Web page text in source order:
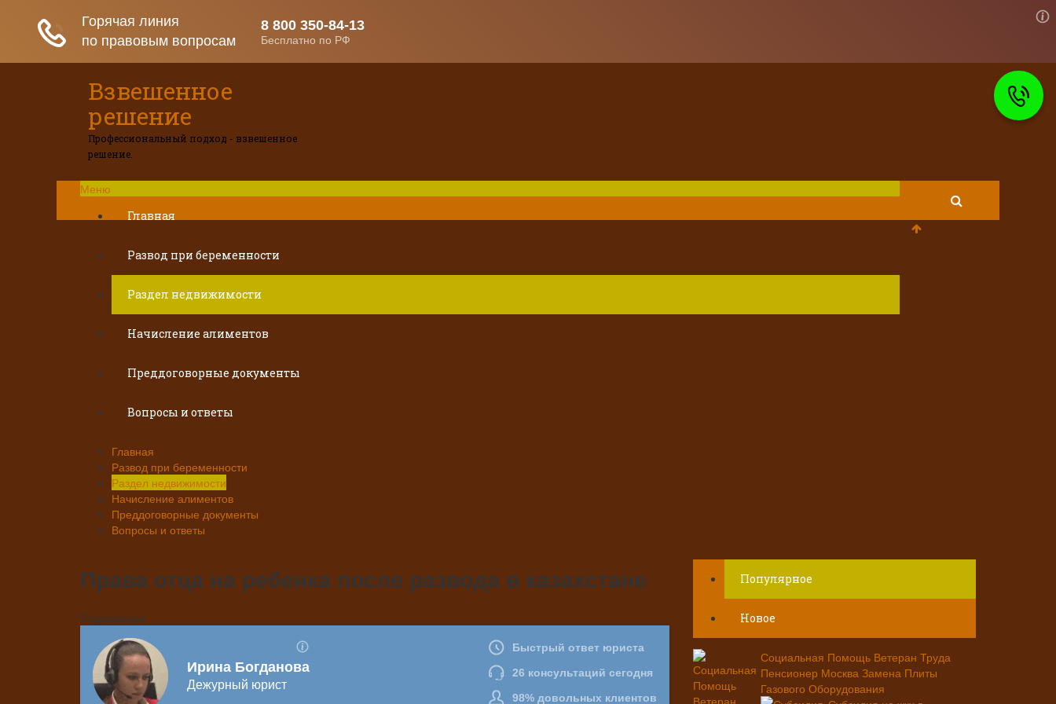
Взвешенное
решение
Профессиональный подход - взвешенное
решение.
Меню
Главная
Развод при беременности
Раздел недвижимости
Начисление алиментов
Преддоговорные документы
Вопросы и ответы
Главная
Развод при беременности
Раздел недвижимости
Начисление алиментов
Преддоговорные документы
Вопросы и ответы
Права отца на ребенка после развода в казахстане
Содержание
Популярное
Новое
Социальная Помощь Ветеран Труда
Пенсионер Москва Замена Плиты
Газового Оборудования